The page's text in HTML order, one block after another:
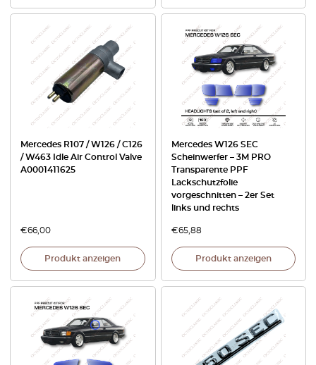
Mercedes R107 / W126 / C126
/ W463 Idle Air Control Valve
A0001411625
€66,00
Produkt anzeigen
Mercedes W126 SEC
Scheinwerfer – 3M PRO
Transparente PPF
Lackschutzfolie
vorgeschnitten – 2er Set
links und rechts
€65,88
Produkt anzeigen